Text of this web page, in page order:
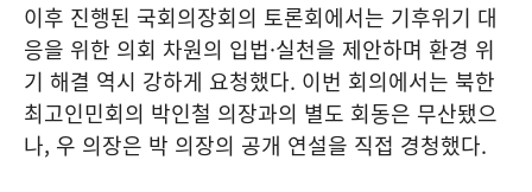
이후 진행된 국회의장회의 토론회에서는 기후위기 대
응을 위한 의회 차원의 입법·실천을 제안하며 환경 위
기 해결 역시 강하게 요청했다. 이번 회의에서는 북한
최고인민회의 박인철 의장과의 별도 회동은 무산됐으
나, 우 의장은 박 의장의 공개 연설을 직접 경청했다.